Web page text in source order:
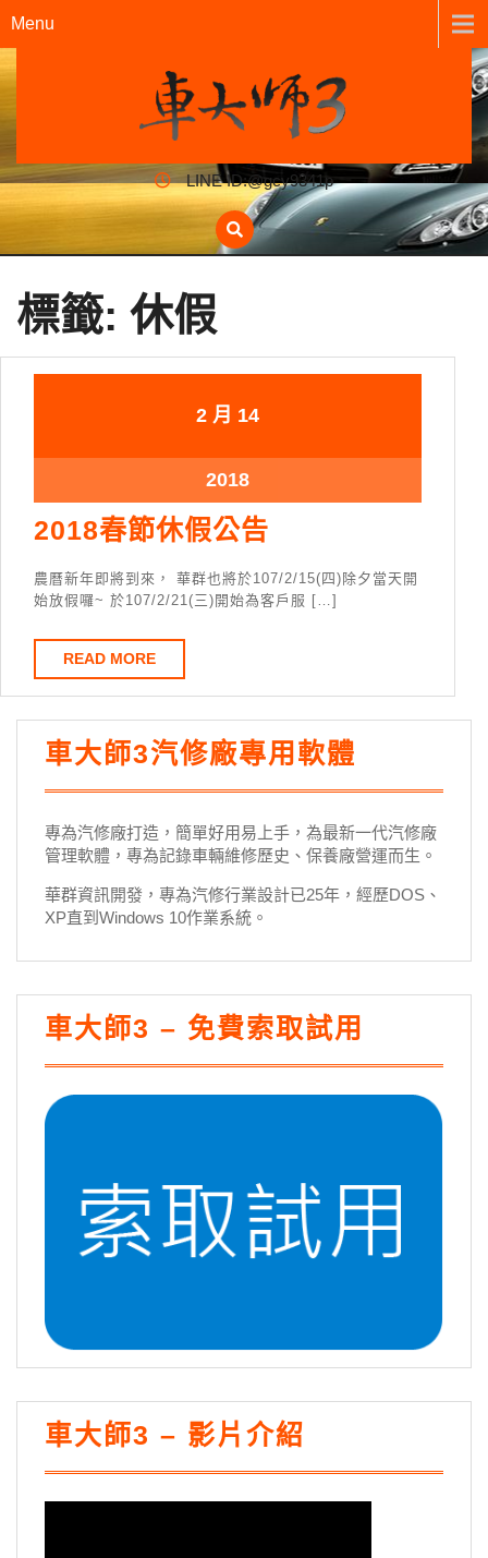
Menu
LINE ID:@gcy9341p
標籤: 休假
2 月 14
2018
2018春節休假公告
農曆新年即將到來， 華群也將於107/2/15(四)除夕當天開
始放假囉~ 於107/2/21(三)開始為客戶服 […]
READ MORE
車大師3汽修廠專用軟體
專為汽修廠打造，簡單好用易上手，為最新一代汽修廠
管理軟體，專為記錄車輛維修歷史、保養廠營運而生。
華群資訊開發，專為汽修行業設計已25年，經歷DOS、
XP直到Windows 10作業系統。
車大師3 – 免費索取試用
車大師3 – 影片介紹